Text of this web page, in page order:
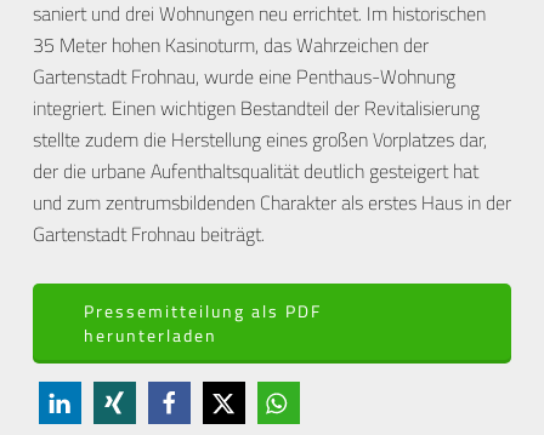
saniert und drei Wohnungen neu errichtet. Im historischen
35 Meter hohen Kasinoturm, das Wahrzeichen der
Gartenstadt Frohnau, wurde eine Penthaus-Wohnung
integriert. Einen wichtigen Bestandteil der Revitalisierung
stellte zudem die Herstellung eines großen Vorplatzes dar,
der die urbane Aufenthaltsqualität deutlich gesteigert hat
und zum zentrumsbildenden Charakter als erstes Haus in der
Gartenstadt Frohnau beiträgt.
Pressemitteilung als PDF
herunterladen